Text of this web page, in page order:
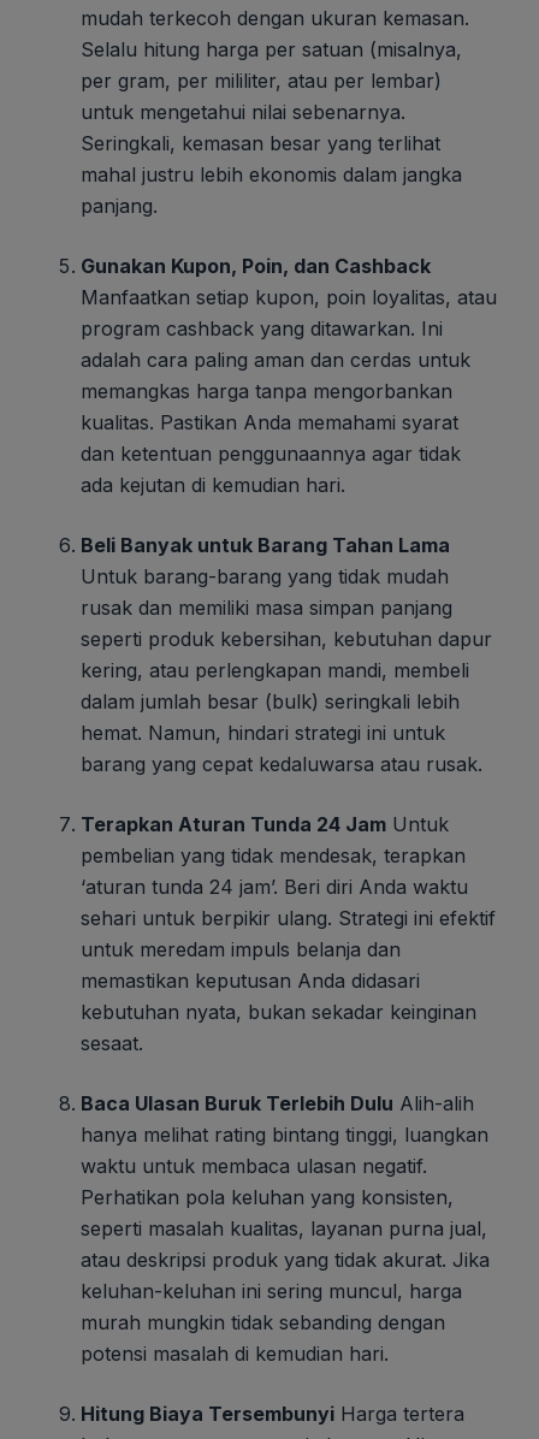
mudah terkecoh dengan ukuran kemasan.
Selalu hitung harga per satuan (misalnya,
per gram, per mililiter, atau per lembar)
untuk mengetahui nilai sebenarnya.
Seringkali, kemasan besar yang terlihat
mahal justru lebih ekonomis dalam jangka
panjang.
Gunakan Kupon, Poin, dan Cashback
Manfaatkan setiap kupon, poin loyalitas, atau
program cashback yang ditawarkan. Ini
adalah cara paling aman dan cerdas untuk
memangkas harga tanpa mengorbankan
kualitas. Pastikan Anda memahami syarat
dan ketentuan penggunaannya agar tidak
ada kejutan di kemudian hari.
Beli Banyak untuk Barang Tahan Lama
Untuk barang-barang yang tidak mudah
rusak dan memiliki masa simpan panjang
seperti produk kebersihan, kebutuhan dapur
kering, atau perlengkapan mandi, membeli
dalam jumlah besar (bulk) seringkali lebih
hemat. Namun, hindari strategi ini untuk
barang yang cepat kedaluwarsa atau rusak.
Terapkan Aturan Tunda 24 Jam Untuk
pembelian yang tidak mendesak, terapkan
‘aturan tunda 24 jam’. Beri diri Anda waktu
sehari untuk berpikir ulang. Strategi ini efektif
untuk meredam impuls belanja dan
memastikan keputusan Anda didasari
kebutuhan nyata, bukan sekadar keinginan
sesaat.
Baca Ulasan Buruk Terlebih Dulu Alih-alih
hanya melihat rating bintang tinggi, luangkan
waktu untuk membaca ulasan negatif.
Perhatikan pola keluhan yang konsisten,
seperti masalah kualitas, layanan purna jual,
atau deskripsi produk yang tidak akurat. Jika
keluhan-keluhan ini sering muncul, harga
murah mungkin tidak sebanding dengan
potensi masalah di kemudian hari.
Hitung Biaya Tersembunyi Harga tertera